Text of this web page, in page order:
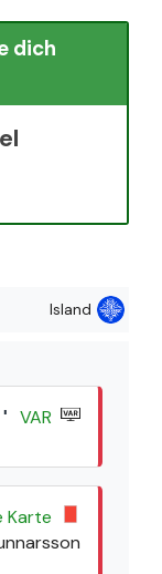
dich
Island
VAR
Karte